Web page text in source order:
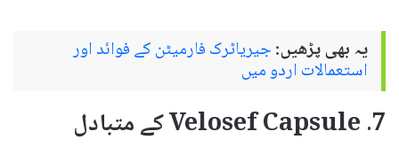
یہ بھی پڑھیں:جیریاٹرک فارمیٹن کے فوائد اور
استعمالات اردو میں
7. Velosef Capsule کے متبادل